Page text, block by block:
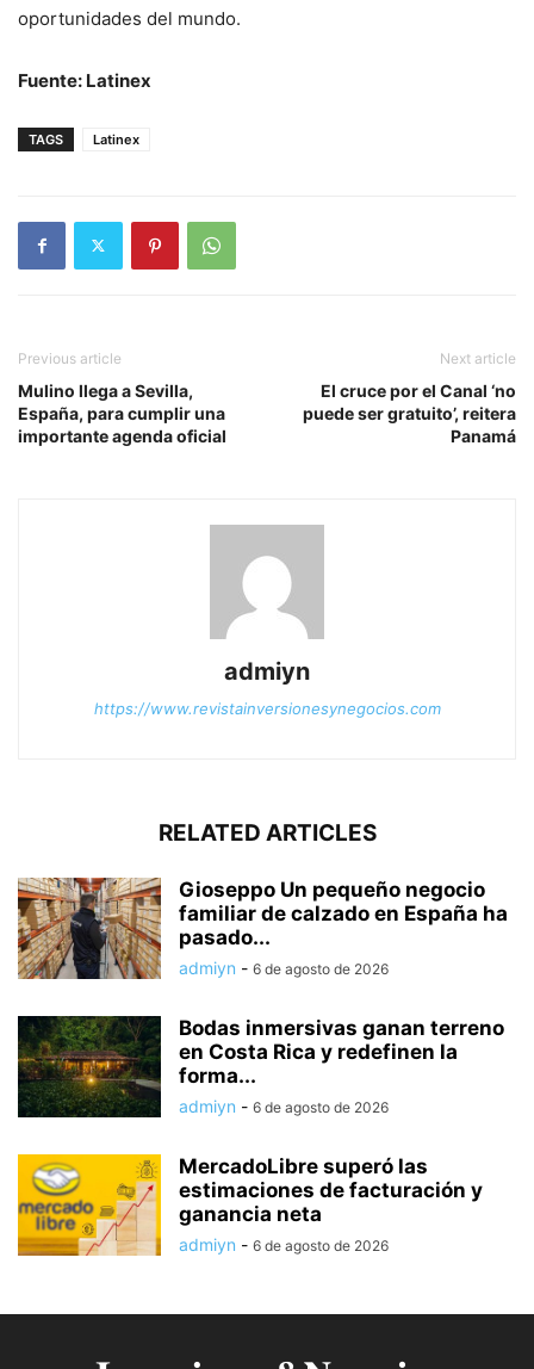
oportunidades del mundo.
Fuente: Latinex
TAGS Latinex
Previous article
Mulino llega a Sevilla,
España, para cumplir una
importante agenda oficial
Next article
El cruce por el Canal ‘no
puede ser gratuito’, reitera
Panamá
admiyn
https://www.revistainversionesynegocios.com
RELATED ARTICLES
Gioseppo Un pequeño negocio
familiar de calzado en España ha
pasado...
admiyn - 6 de agosto de 2026
Bodas inmersivas ganan terreno
en Costa Rica y redefinen la
forma...
admiyn - 6 de agosto de 2026
MercadoLibre superó las
estimaciones de facturación y
ganancia neta
admiyn - 6 de agosto de 2026